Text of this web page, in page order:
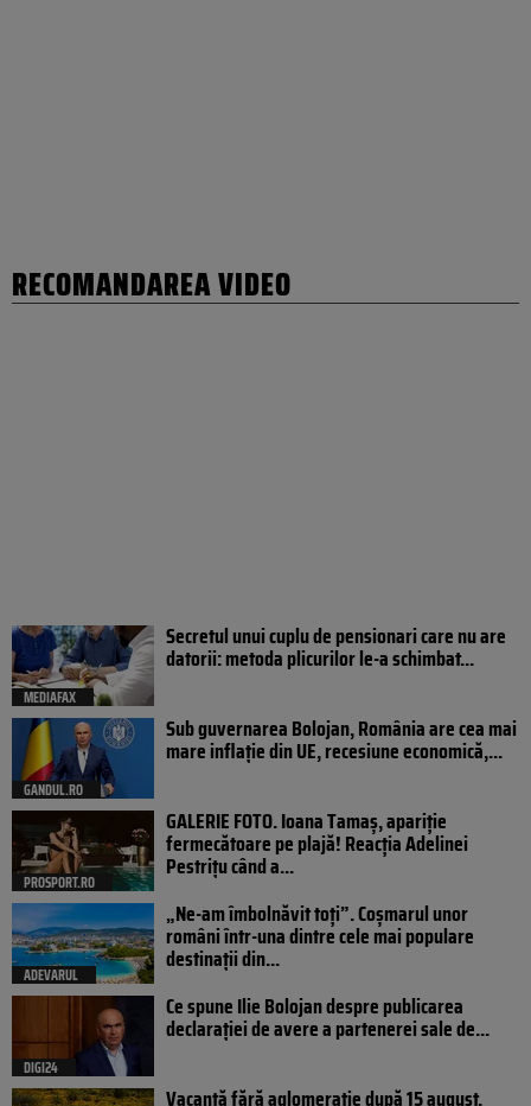
RECOMANDAREA VIDEO
MEDIAFAX
Secretul unui cuplu de pensionari care nu are
datorii: metoda plicurilor le-a schimbat...
GANDUL.RO
Sub guvernarea Bolojan, România are cea mai
mare inflație din UE, recesiune economică,...
PROSPORT.RO
GALERIE FOTO. Ioana Tamaş, apariție
fermecătoare pe plajă! Reacția Adelinei
Pestrițu când a...
ADEVARUL
„Ne-am îmbolnăvit toți”. Coșmarul unor
români într-una dintre cele mai populare
destinații din...
DIGI24
Ce spune Ilie Bolojan despre publicarea
declarației de avere a partenerei sale de...
Vacanță fără aglomerație după 15 august.